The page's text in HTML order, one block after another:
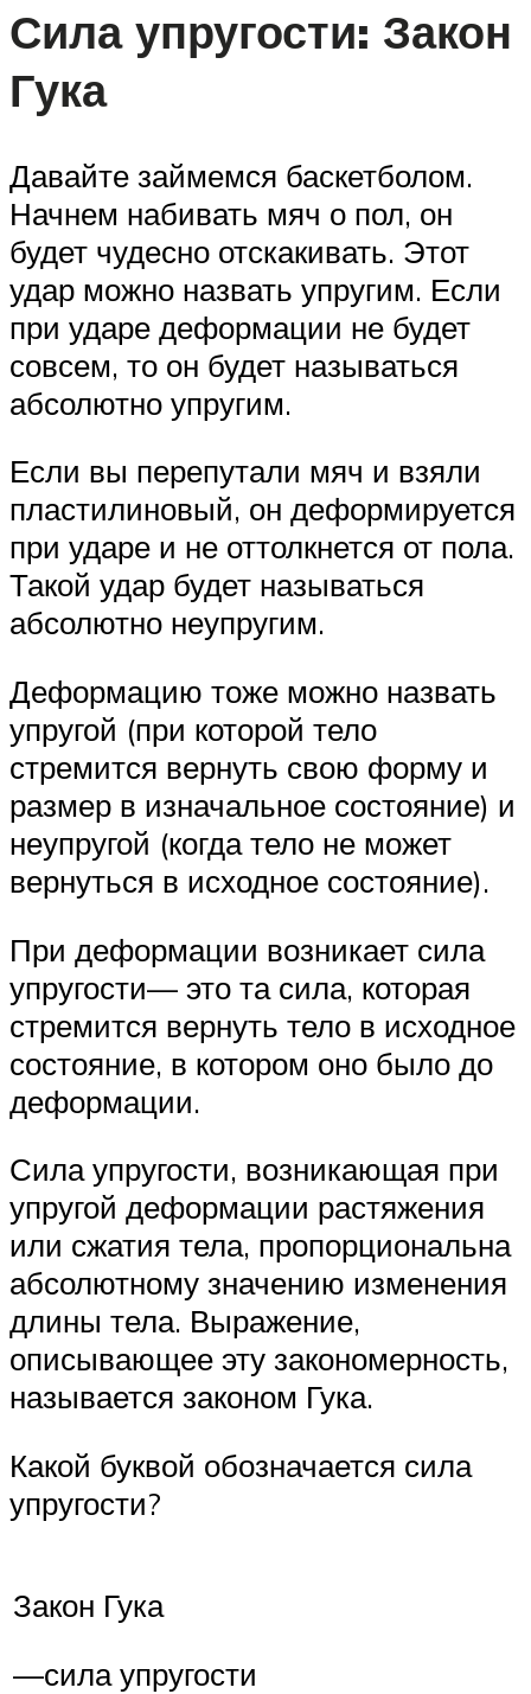
Сила упругости: Закон
Гука
Давайте займемся баскетболом.
Начнем набивать мяч о пол, он
будет чудесно отскакивать. Этот
удар можно назвать упругим. Если
при ударе деформации не будет
совсем, то он будет называться
абсолютно упругим.
Если вы перепутали мяч и взяли
пластилиновый, он деформируется
при ударе и не оттолкнется от пола.
Такой удар будет называться
абсолютно неупругим.
Деформацию тоже можно назвать
упругой (при которой тело
стремится вернуть свою форму и
размер в изначальное состояние) и
неупругой (когда тело не может
вернуться в исходное состояние).
При деформации возникает сила
упругости— это та сила, которая
стремится вернуть тело в исходное
состояние, в котором оно было до
деформации.
Сила упругости, возникающая при
упругой деформации растяжения
или сжатия тела, пропорциональна
абсолютному значению изменения
длины тела. Выражение,
описывающее эту закономерность,
называется законом Гука.
Какой буквой обозначается сила
упругости?
Закон Гука
—сила упругости